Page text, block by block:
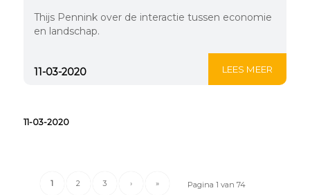
Thijs Pennink over de interactie tussen economie
en landschap.
11-03-2020 LEES MEER
11-03-2020
Pagina 1 van 74
1 2 3 › »